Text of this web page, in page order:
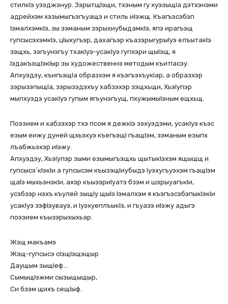
стилкIэ узэджэнур. ЗэрытщIэщи, тхэным гу хуэзыщIа дэтхэнэми
адрейхэм хэзымыгъэгъуащэ и стиль иIэжщ. Къагъэсэбэп
IэмалхэмкIэ, зы зэманым зэрыхиубыдамкIэ, япэ ирагъэщ
гупсысэхэмкIэ, цIыхугъэр, дахагъэр къазэрыгурыIуэ елъытакIэ
зэщхь, зэгъунэгъу тхакIуэ-усакIуэ гупхэри щыIэщ, я
IэдакъэщIэкIыр зы художественнэ методым къитIасэу.
Апхуэдэу, къигъэщIа образхэм я къэгъэхъукIар, а образхэр
зэрызэпыщIа, зэрызэдэхъу хабзэхэр зэщхьщи, ХьэIупэр
мыпхуэдэ усакIуэ гупым ягъунэгъущ, пхужымыIэным ещхьщ.
Поэзием и хабзэхэр тхэ псом я дежкIэ зэхуэдэми, усакIуэ къэс
езым еижу дуней щхьэхуэ къегъэщI гъащIэм, зэманым езыпх
лъабжьэхэр иIэжу.
Апхуэдэу, ХьэIупэр зыми езымыгъэщхь щытыкIэхэм ящыщщ и
гупсысэ´кIэкIи а гупсысэм къызэщIиубыдэ Iуэхугъуэхэм гъащIэм
щаIэ мыхьэнэкIи, ахэр къызэриIуатэ бзэм и шэрыуагъкIи,
усэбзэр нэхъ къулей зыщIу щыIэ Iэмалхэм я къэгъэсэбэпыкIэкIи
усакIуэ зэфIэувауэ, и IуэхуеплъыкIэ, и гъуазэ иIэжу адыгэ
поэзием къызэрыхыхьар.
Жэщ макъамэ
Жэщ-гупсысэ сIэщIэщэщыр
Даущым зыщIеф…
СымыщIэжми сызыщыщыр,
Си бзэм щихъ сещIыф.